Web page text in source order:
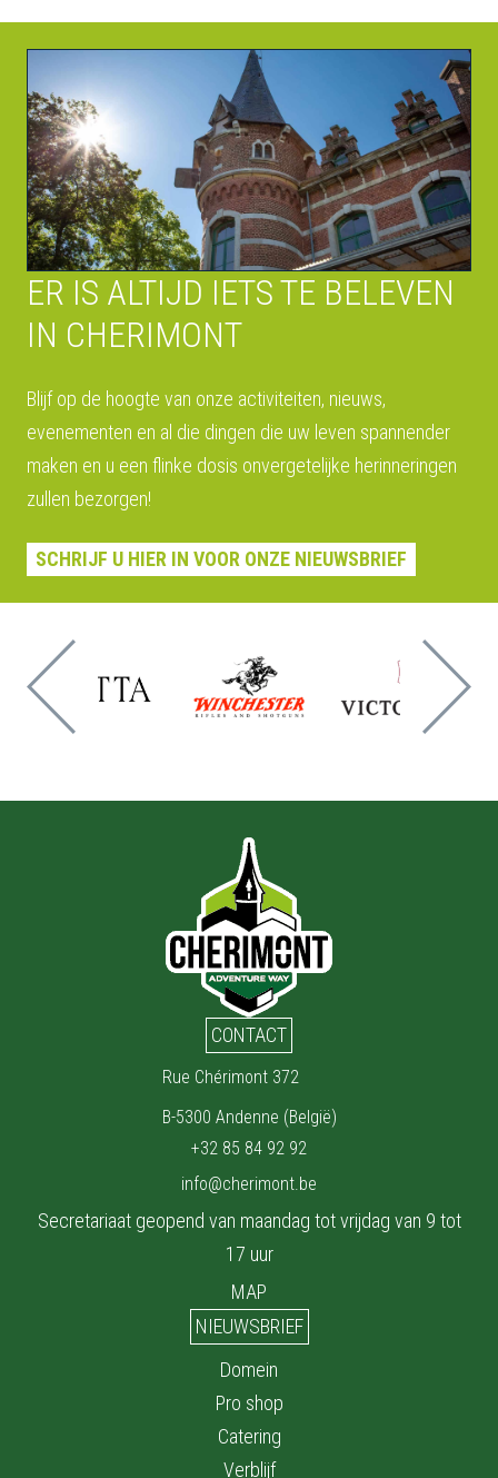
ER IS ALTIJD IETS TE BELEVEN
IN CHERIMONT
Blijf op de hoogte van onze activiteiten, nieuws,
evenementen en al die dingen die uw leven spannender
maken en u een flinke dosis onvergetelijke herinneringen
zullen bezorgen!
SCHRIJF U HIER IN VOOR ONZE NIEUWSBRIEF
CONTACT
Rue Chérimont 372
B-5300 Andenne (België)
+32 85 84 92 92
info@cherimont.be
Secretariaat geopend van maandag tot vrijdag van 9 tot
17 uur
MAP
NIEUWSBRIEF
Domein
Pro shop
Catering
Verblijf